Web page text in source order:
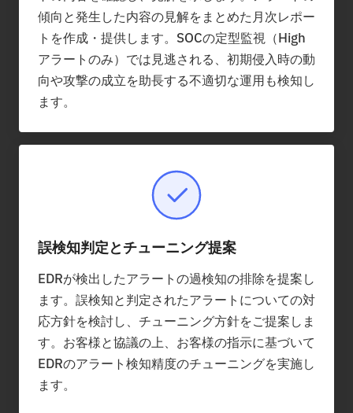
傾向と発生した内容の見解をまとめた月次レポー
トを作成・提供します。SOCの定型監視（High
アラートのみ）では見逃される、初期侵入時の動
向や攻撃の成立を助長する不適切な運用も検知し
ます。
誤検知判定とチューニング提案
EDRが検出したアラートの過検知の排除を提案し
ます。誤検知と判定されたアラートについての対
応方針を検討し、チューニング方針をご提案しま
す。お客様と協議の上、お客様の指示に基づいて
EDRのアラート検知精度のチューニングを実施し
ます。